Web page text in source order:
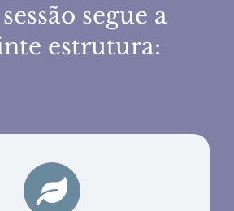
segue a
estrutura: